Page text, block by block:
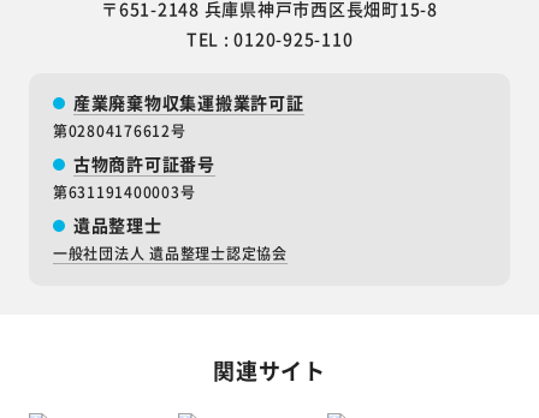
〒651-2148 兵庫県神戸市西区長畑町15-8
TEL : 0120-925-110
産業廃棄物収集運搬業許可証
第02804176612号
古物商許可証番号
第631191400003号
遺品整理士
一般社団法人 遺品整理士認定協会
関連サイト